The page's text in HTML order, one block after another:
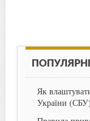
Як
України (СБУ)